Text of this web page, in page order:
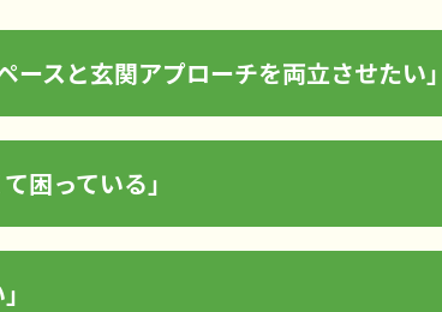
ースと玄関アプローチを両立させたい
困っている」